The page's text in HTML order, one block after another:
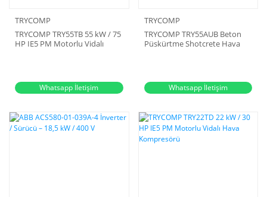
TRYCOMP
TRYCOMP TRY55TB 55 kW / 75
HP IE5 PM Motorlu Vidalı
Whatsapp İletişim
TRYCOMP
TRYCOMP TRY55AUB Beton
Püskürtme Shotcrete Hava
Whatsapp İletişim